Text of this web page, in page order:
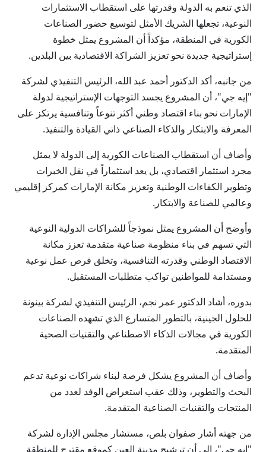
الذي تنعم به الدولة وقدرتها على استقطاب الاستثمارات
النوعية، تجعلها الشريك الأمثل لتوسيع حضور الصناعات
الكورية في المنطقة، مؤكداً أن المشروع يمثل خطوة
إستراتيجية جديدة نحو تعزيز الشراكة الاقتصادية بين البلدين.
من جانبه، أكد الدكتور أحمد عبد الله، الرئيس التنفيذي لشركة
"إيه جي"، أن المشروع يجسد التوجهات الإستراتيجية لدولة
الإمارات نحو بناء اقتصاد وطني أكثر تنوعاً وتنافسية يرتكز على
المعرفة والابتكار والذكاء الصناعي ذاتي القيادة والتنفيذ.
وأضاف أن استقطاب الصناعات الكورية إلى الدولة لا يمثل
مجرد استثمار اقتصادي، بل يعد استثماراً في نقل الخبرات
وتطوير الكفاءات الوطنية وتعزيز مكانة الإمارات كمركز إقليمي
وعالمي للصناعة والابتكار.
وأوضح أن المشروع يمثل نموذجاً للشراكات الدولية النوعية
التي تسهم في بناء منظومة صناعية متقدمة تعزز مكانة
الاقتصاد الوطني وقدرته التنافسية، وتخلق فرص عمل نوعية
ومستدامة للمواطنين تواكب متطلبات المستقبل.
بدوره، أشاد الدكتور عمر نجم، الرئيس التنفيذي لشركة بينونة
للحلول الجينية، بالتطور المتسارع الذي تشهده الصناعات
الكورية في مجالات الذكاء الاصطناعي والتقنيات الصحية
المتقدمة.
وأضاف أن المشروع يشكل فرصة لبناء شراكات نوعية تدعم
البحث والتطوير، وذلك عقب استعراض الوفد لعدد من
المنتجات والتقنيات الصناعية المتقدمة.
من جهته أشار صفوان بلص، مستشار مجلس الإدارة لشركة
"إيه جي"، إلى أن ترشيح مدينة العين كموقع مقترح للمنطقة